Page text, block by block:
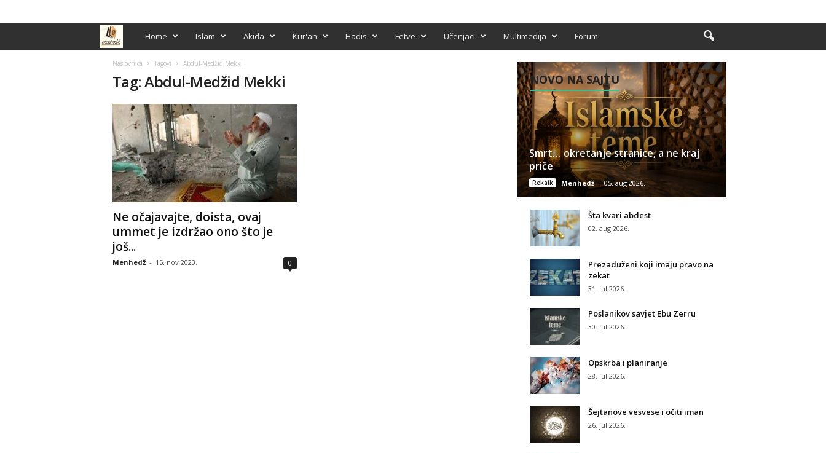
e
n
h
e
d
ž
Home Islam Akida Kur'an Hadis Fetve Učenjaci Multimedija Forum
Naslovnica Tagovi Abdul-Medžid Mekki
Tag: Abdul-Medžid Mekki
Ne očajavajte, doista, ovaj
ummet je izdržao ono što je
još...
Menhedž - 15. nov 2023. 0
NOVO NA SAJTU
Smrt… okretanje stranice, a ne kraj
priče
Rekaik Menhedž - 05. aug 2026.
Šta kvari abdest
02. aug 2026.
Prezaduženi koji imaju pravo na
zekat
31. jul 2026.
Poslanikov savjet Ebu Zerru
30. jul 2026.
Opskrba i planiranje
28. jul 2026.
Šejtanove vesvese i očiti iman
26. jul 2026.